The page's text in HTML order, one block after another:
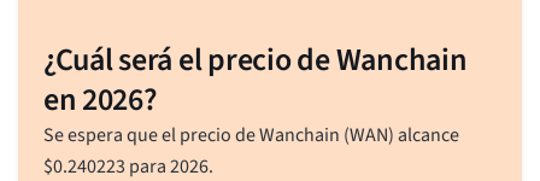
¿Cuál será el precio de Wanchain
en 2026?
Se espera que el precio de Wanchain (WAN) alcance
$0.240223 para 2026.